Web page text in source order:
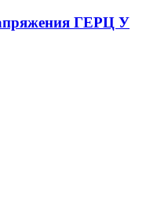
ГЕРЦ У